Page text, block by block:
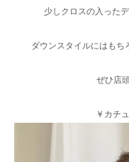
少しクロスの入った
ダウンスタイルにはも
ぜひ店
￥カチ